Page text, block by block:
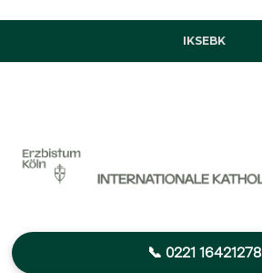
IKSEBK
📞 0221 16421278